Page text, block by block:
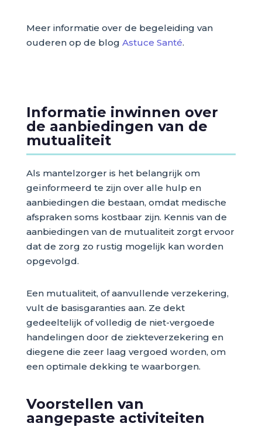
Meer informatie over de begeleiding van
ouderen op de blog Astuce Santé.
Informatie inwinnen over
de aanbiedingen van de
mutualiteit
Als mantelzorger is het belangrijk om
geïnformeerd te zijn over alle hulp en
aanbiedingen die bestaan, omdat medische
afspraken soms kostbaar zijn. Kennis van de
aanbiedingen van de mutualiteit zorgt ervoor
dat de zorg zo rustig mogelijk kan worden
opgevolgd.
Een mutualiteit, of aanvullende verzekering,
vult de basisgaranties aan. Ze dekt
gedeeltelijk of volledig de niet-vergoede
handelingen door de ziekteverzekering en
diegene die zeer laag vergoed worden, om
een optimale dekking te waarborgen.
Voorstellen van
aangepaste activiteiten